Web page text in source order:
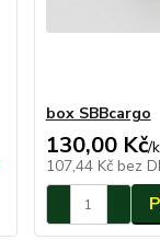
box SBBcargo
130,00 Kč/
107,44 Kč bez